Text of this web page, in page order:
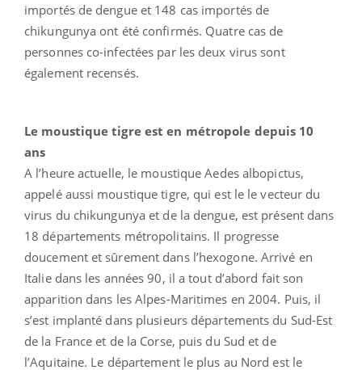
importés de dengue et 148 cas importés de
chikungunya ont été confirmés. Quatre cas de
personnes co-infectées par les deux virus sont
également recensés.
Le moustique tigre est en métropole depuis 10
ans
A l’heure actuelle, le moustique Aedes albopictus,
appelé aussi moustique tigre, qui est le le vecteur du
virus du chikungunya et de la dengue, est présent dans
18 départements métropolitains. Il progresse
doucement et sûrement dans l’hexogone. Arrivé en
Italie dans les années 90, il a tout d’abord fait son
apparition dans les Alpes-Maritimes en 2004. Puis, il
s’est implanté dans plusieurs départements du Sud-Est
de la France et de la Corse, puis du Sud et de
l’Aquitaine. Le département le plus au Nord est le